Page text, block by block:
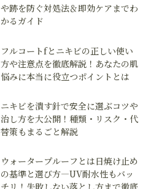
や跡を防ぐ対処法＆即効ケアまでわ
かるガイド
フルコートfとニキビの正しい使い
方や注意点を徹底解説！あなたの肌
悩みに本当に役立つポイントとは
ニキビを潰す針で安全に選ぶコツや
治し方を大公開！種類・リスク・代
替策もまるごと解説
ウォータープルーフとは日焼け止め
の基準と選び方―UV耐水性もバッ
チリ！失敗しない落とし方まで徹底